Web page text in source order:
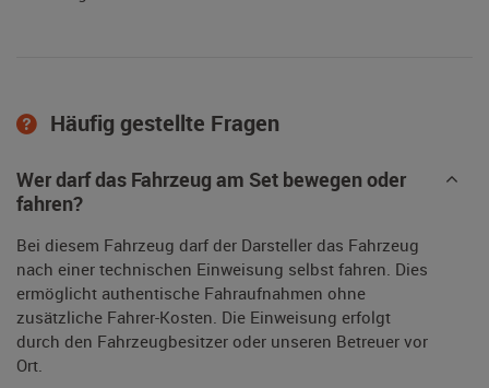
Häufig gestellte Fragen
Wer darf das Fahrzeug am Set bewegen oder
fahren?
Bei diesem Fahrzeug darf der Darsteller das Fahrzeug
nach einer technischen Einweisung selbst fahren. Dies
ermöglicht authentische Fahraufnahmen ohne
zusätzliche Fahrer-Kosten. Die Einweisung erfolgt
durch den Fahrzeugbesitzer oder unseren Betreuer vor
Ort.